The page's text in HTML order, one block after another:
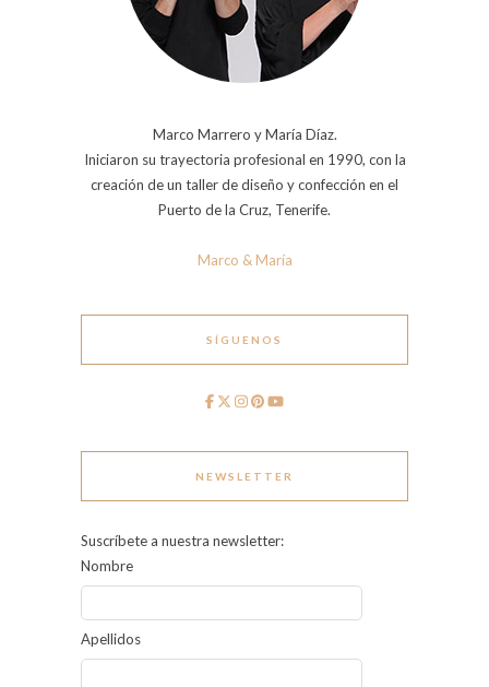
Marco Marrero y María Díaz.
Iniciaron su trayectoria profesional en 1990, con la
creación de un taller de diseño y confección en el
Puerto de la Cruz, Tenerife.
Marco & María
SÍGUENOS
NEWSLETTER
Suscríbete a nuestra newsletter:
Nombre
Apellidos